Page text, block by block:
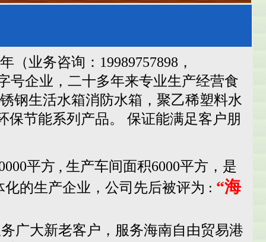
（业务咨询：19989757898，
号企业，二十多年来专业生产经营食
钢生活水箱消防水箱，聚乙稀塑料水
保节能系列产品。 保证能满足客户朋
平方 , 生产车间面积6000平方，是
的生产企业，公司先后被评为 : “海
广大新老客户，服务海南自由贸易港